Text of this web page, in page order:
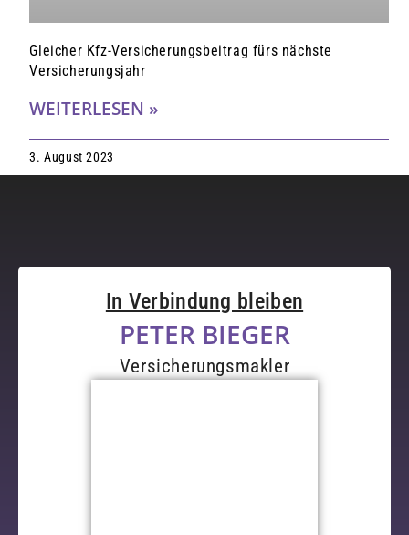
Gleicher Kfz-Versicherungsbeitrag fürs nächste
Versicherungsjahr
WEITERLESEN »
3. August 2023
In Verbindung bleiben
PETER BIEGER
Versicherungsmakler